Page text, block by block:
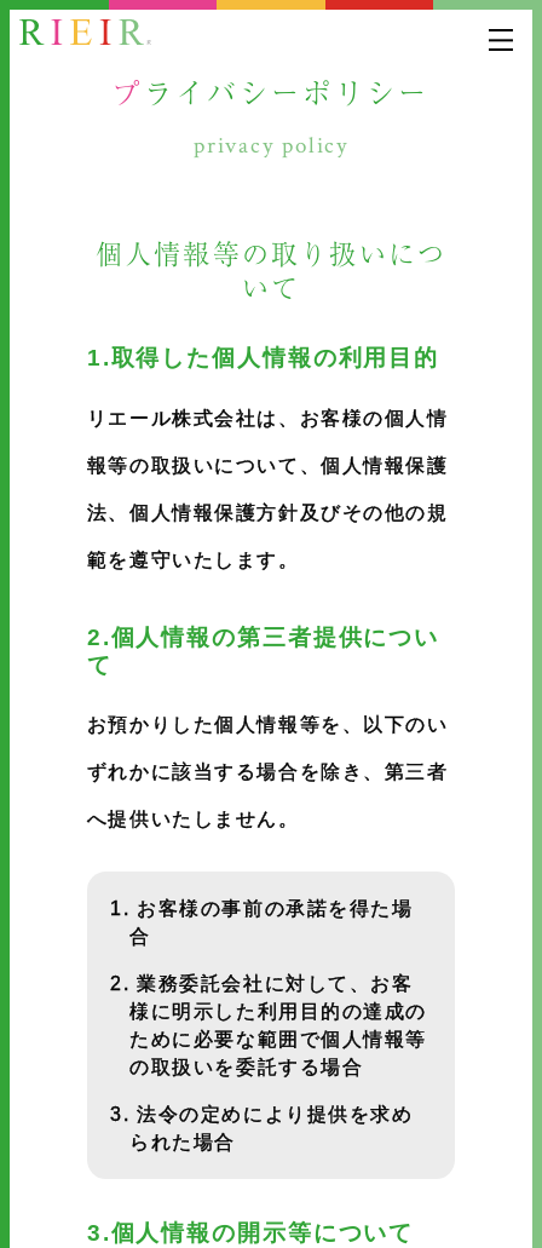
プライバシーポリシー
privacy
個人情報等の取り扱いにつ
いて
1.取得した個人情報の利用目的
リエール株式会社は、お客様の個人情
報等の取扱いについて、個人情報保護
法、個人情報保護方針及びその他の規
範を遵守いたします。
2.個人情報の第三者提供につい
て
お預かりした個人情報等を、以下のい
ずれかに該当する場合を除き、第三者
へ提供いたしません。
お客様の事前の承諾を得た場
合
業務委託会社に対して、お客
様に明示した利用目的の達成の
ために必要な範囲で個人情報等
の取扱いを委託する場合
法令の定めにより提供を求め
られた場合
3.個人情報の開示等について